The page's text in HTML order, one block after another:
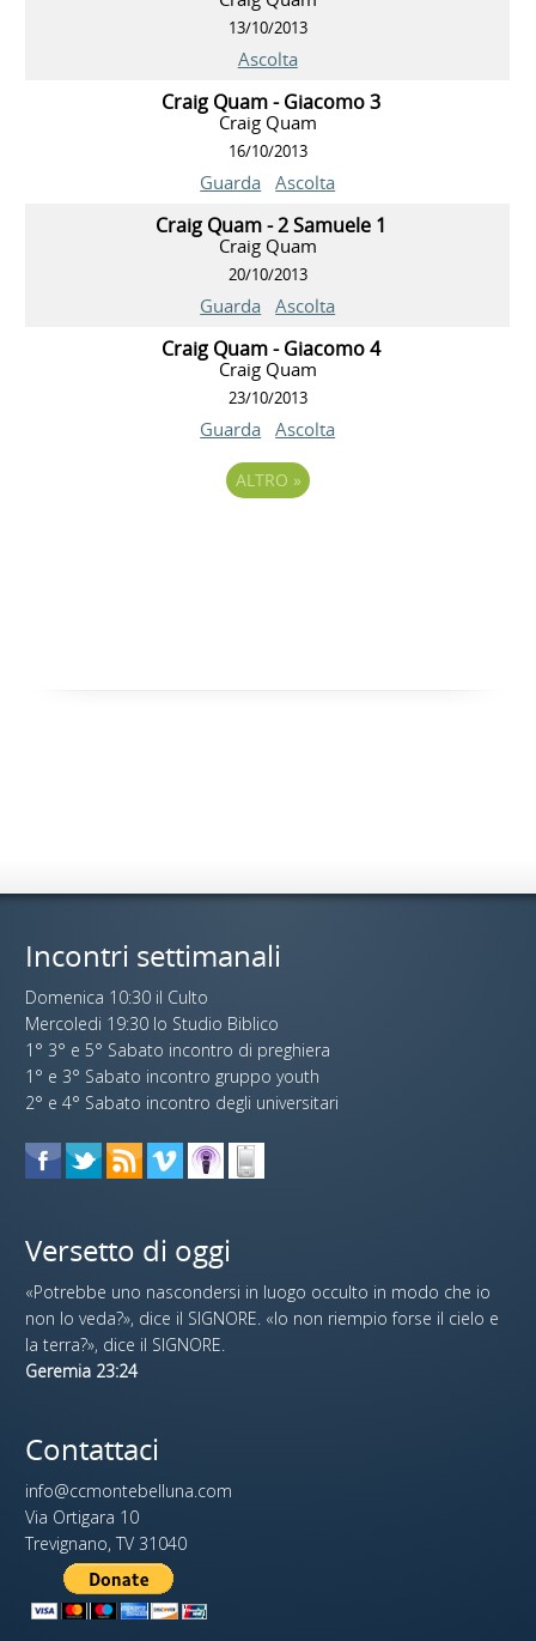
13/10/2013
Ascolta
Craig Quam - Giacomo 3
Craig Quam
16/10/2013
Guarda Ascolta
Craig Quam - 2 Samuele 1
Craig Quam
20/10/2013
Guarda Ascolta
Craig Quam - Giacomo 4
Craig Quam
23/10/2013
Guarda Ascolta
ALTRO »
Incontri settimanali
Domenica 10:30 il Culto
Mercoledi 19:30 lo Studio Biblico
1° 3° e 5° Sabato incontro di preghiera
1° e 3° Sabato incontro gruppo youth
2° e 4° Sabato incontro degli universitari
Versetto di oggi
«Potrebbe uno nascondersi in luogo occulto in modo che io
non lo veda?», dice il SIGNORE. «Io non riempio forse il cielo e
la terra?», dice il SIGNORE.
Geremia 23:24
Contattaci
info@ccmontebelluna.com
Via Ortigara 10
Trevignano, TV 31040